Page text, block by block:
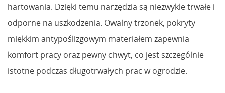
hartowania. Dzięki temu narzędzia są niezwykle trwałe i
odporne na uszkodzenia. Owalny trzonek, pokryty
miękkim antypoślizgowym materiałem zapewnia
komfort pracy oraz pewny chwyt, co jest szczególnie
istotne podczas długotrwałych prac w ogrodzie.